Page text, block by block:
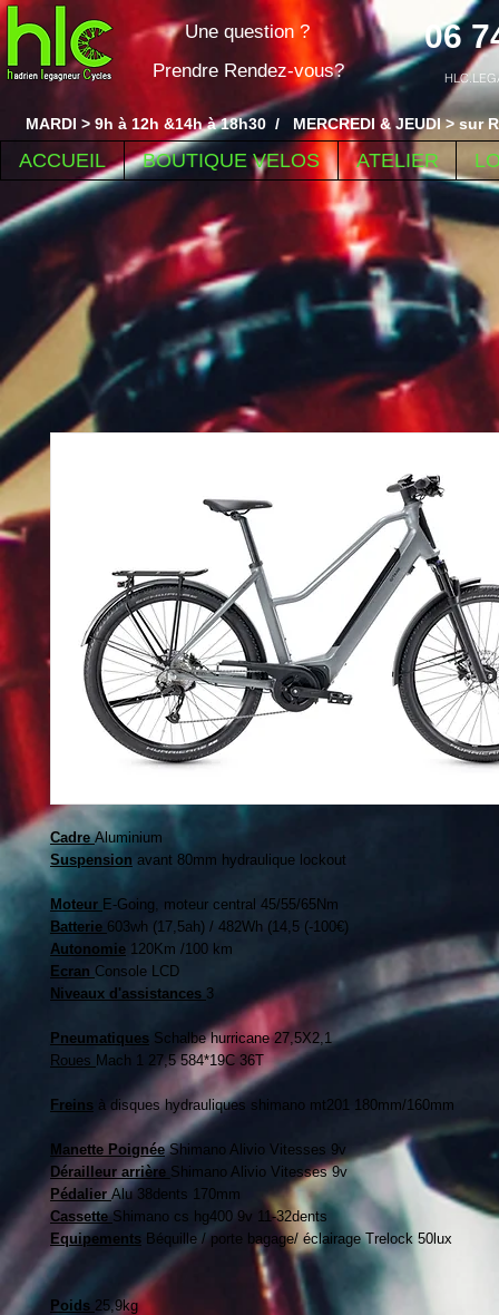
Une question ?
Prendre Rendez-vous?
06
MARDI > 9h à 12h &14h à 18h30 / MERCREDI & JEUDI >
ACCUEIL BOUTIQUE VELOS ATELIER
CadreAluminium
Suspension avant 80mm hydraulique lockout
Moteur E-Going, moteur central 45/55/65Nm
Batterie 603wh (17,5ah) / 482Wh (14,5 (-100€)
Autonomie 120Km /100 km
Ecran Console LCD
Niveaux d'assistances 3
Pneumatiques Schalbe hurricane 27,5X2,1
Roues Mach 1 27,5 584*19C 36T
Freins à disques hydrauliques shimano mt201 180mm/160mm
Manette PoignéeShimano Alivio Vitesses 9v
Dérailleur arrière Shimano Alivio Vitesses 9v
Pédalier Alu 38dents 170mm
Cassette Shimano cs hg400 9v 11-32dents
Equipements Béquille / porte bagage/ éclairage Trelock 50lux
Poids 25,9kg